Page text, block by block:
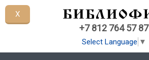
+7 812 764 57 87
Select Language ▼
X